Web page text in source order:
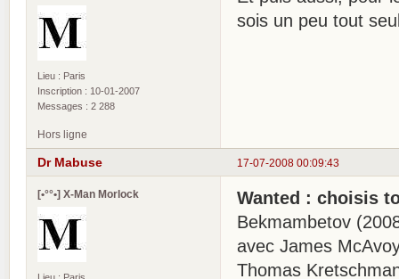
Lieu : Paris
Inscription : 10-01-2007
Messages : 2 288
sois un peu tout
Hors ligne
17-07-2008 00:09:43
Dr Mabuse
[•°°•] X-Man Morlock
Wanted : choisis
Bekmambetov
avec James
Thomas